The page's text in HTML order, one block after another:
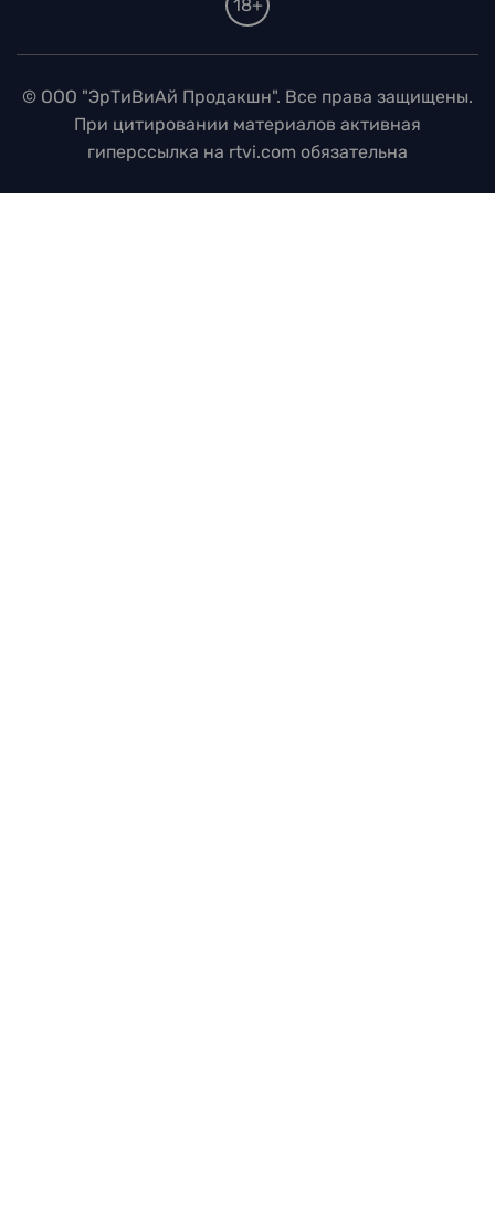
18+
© ООО "ЭрТиВиАй Продакшн". Все права защищены.
При цитировании материалов активная
гиперссылка на rtvi.com обязательна